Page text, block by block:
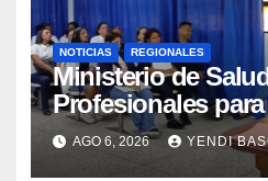
NOTICIAS REGIONALES
Ministerio de
Profesionales
Tuberculosis en
AGO 6, 2026 YENDI